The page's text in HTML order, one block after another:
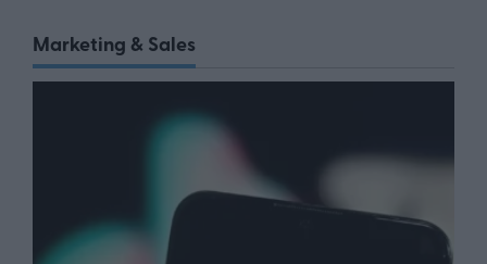
Marketing & Sales